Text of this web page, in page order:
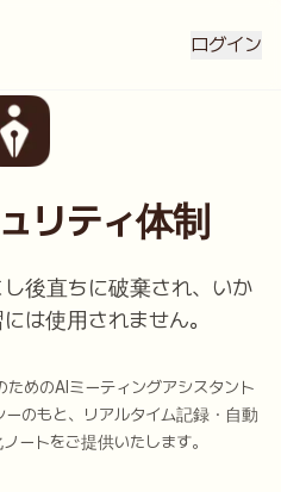
ログイン
リティ体制
後直ちに破棄され、いか
は使用されません。
めのAIミーティングアシスタント
のもと、リアルタイム記録・自動
ートをご提供いたします。